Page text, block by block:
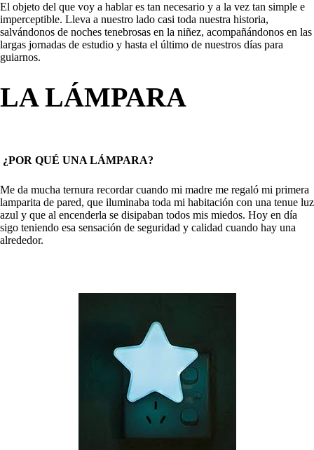
El objeto del que voy a hablar es tan necesario y a la vez tan simple e
imperceptible. Lleva a nuestro lado casi toda nuestra historia,
salvándonos de noches tenebrosas en la niñez, acompañándonos en las
largas jornadas de estudio y hasta el último de nuestros días para
guiarnos.
LA LÁMPARA
¿POR QUÉ UNA LÁMPARA?
Me da mucha ternura recordar cuando mi madre me regaló mi primera
lamparita de pared, que iluminaba toda mi habitación con una tenue luz
azul y que al encenderla se disipaban todos mis miedos. Hoy en día
sigo teniendo esa sensación de seguridad y calidad cuando hay una
alrededor.